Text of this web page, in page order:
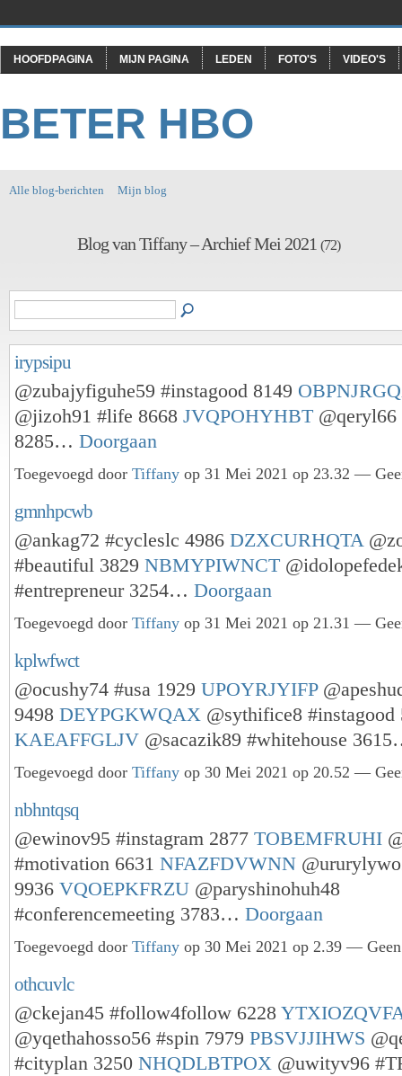
HOOFDPAGINA MIJN PAGINA LEDEN FOTO'S VIDEO'S
BETER HBO
Alle blog-berichten Mijn blog
Blog van Tiffany – Archief Mei 2021 (72)
irypsipu
@zubajyfiguhe59 #instagood 8149
@jizoh91 #life 8668 JVQPOHYHBT
8285… Doorgaan
Toegevoegd door Tiffany op 31 Mei 2021 op 23.32 —
gmnhpcwb
@ankag72 #cycleslc 4986 DZXCURHQTA
#beautiful 3829 NBMYPIWNCT
#entrepreneur 3254… Doorgaan
Toegevoegd door Tiffany op 31 Mei 2021 op 21.31 —
kplwfwct
@ocushy74 #usa 1929 UPOYRJYIFP
9498 DEYPGKWQAX @sythifice8 #instagood
KAEAFFGLJV @sacazik89 #whitehouse
Toegevoegd door Tiffany op 30 Mei 2021 op 20.52 —
nbhntqsq
@ewinov95 #instagram 2877 TOBEMFRUHI
#motivation 6631 NFAZFDVWNN
9936 VQOEPKFRZU @paryshinohuh48
#conferencemeeting 3783… Doorgaan
Toegevoegd door Tiffany op 30 Mei 2021 op 2.39 — Geen
othcuvlc
@ckejan45 #follow4follow 6228
@yqethahosso56 #spin 7979 PBSVJJIHWS
#cityplan 3250 NHQDLBTPOX @uwityv96